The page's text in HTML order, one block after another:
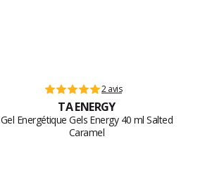
2 avis
TA ENERGY
Gel Energétique Gels Energy 40 ml Salted
Caramel